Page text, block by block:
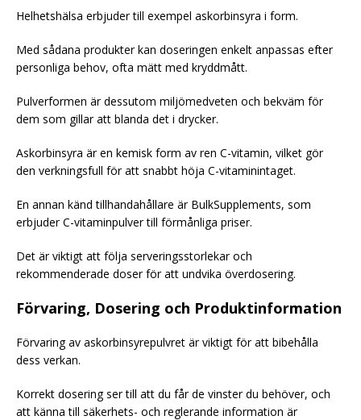
Helhetshälsa erbjuder till exempel askorbinsyra i form.
Med sådana produkter kan doseringen enkelt anpassas efter
personliga behov, ofta mätt med kryddmått.
Pulverformen är dessutom miljömedveten och bekväm för
dem som gillar att blanda det i drycker.
Askorbinsyra är en kemisk form av ren C-vitamin, vilket gör
den verkningsfull för att snabbt höja C-vitaminintaget.
En annan känd tillhandahållare är BulkSupplements, som
erbjuder C-vitaminpulver till förmånliga priser.
Det är viktigt att följa serveringsstorlekar och
rekommenderade doser för att undvika överdosering.
Förvaring, Dosering och Produktinformation
Förvaring av askorbinsyrepulvret är viktigt för att bibehålla
dess verkan.
Korrekt dosering ser till att du får de vinster du behöver, och
att känna till säkerhets- och reglerande information är